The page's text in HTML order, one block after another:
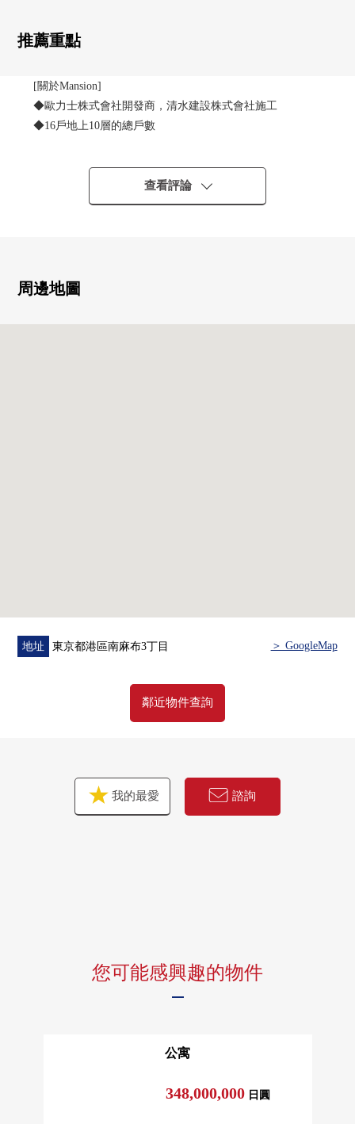
推薦重點
[關於Mansion]
◆歐力士株式會社開發商，清水建設株式會社施工
◆16戶地上10層的總戶數
◆宅配保管櫃
◆可飼養寵物（有規定）
■全部的骨架翻新施工
查看評論
周邊地圖
地址 東京都港區南麻布3丁目 ＞ GoogleMap
鄰近物件查詢
我的最愛 諮詢
您可能感興趣的物件
公寓
348,000,000 日圓